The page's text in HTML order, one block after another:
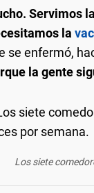
Servimos
la
se enfermó,
la gente
Los siete